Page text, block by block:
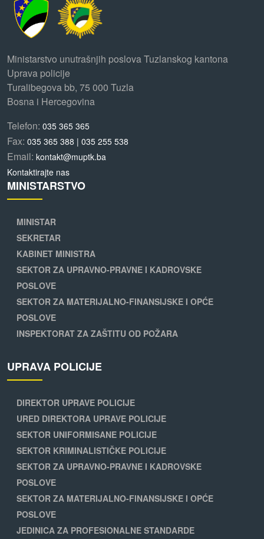
Ministarstvo unutrašnjih poslova Tuzlanskog kantona
Uprava policije
Turalibegova bb, 75 000 Tuzla
Bosna i Hercegovina
Telefon: 035 365 365
Fax: 035 365 388 | 035 255 538
Email: kontakt@muptk.ba
Kontaktirajte nas
MINISTARSTVO
MINISTAR
SEKRETAR
KABINET MINISTRA
SEKTOR ZA UPRAVNO-PRAVNE I KADROVSKE
POSLOVE
SEKTOR ZA MATERIJALNO-FINANSIJSKE I OPĆE
POSLOVE
INSPEKTORAT ZA ZAŠTITU OD POŽARA
UPRAVA POLICIJE
DIREKTOR UPRAVE POLICIJE
URED DIREKTORA UPRAVE POLICIJE
SEKTOR UNIFORMISANE POLICIJE
SEKTOR KRIMINALISTIČKE POLICIJE
SEKTOR ZA UPRAVNO-PRAVNE I KADROVSKE
POSLOVE
SEKTOR ZA MATERIJALNO-FINANSIJSKE I OPĆE
POSLOVE
JEDINICA ZA PROFESIONALNE STANDARDE